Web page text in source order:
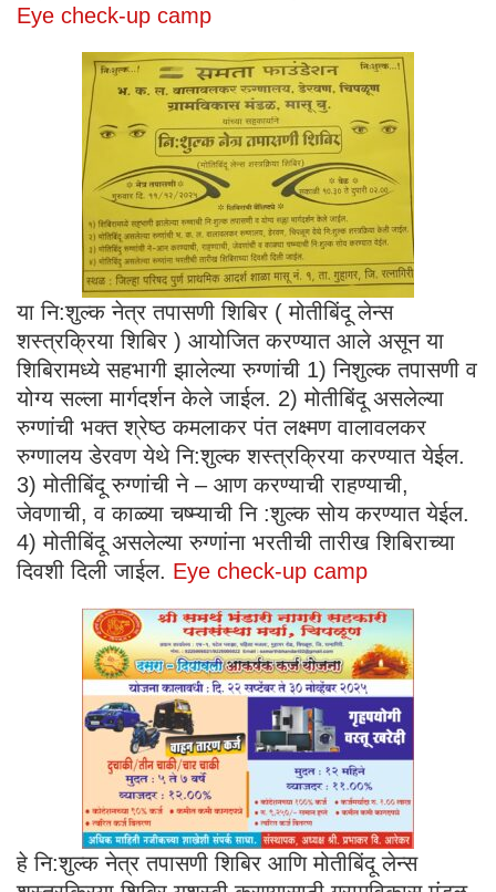
Eye check-up camp
या नि:शुल्क नेत्र तपासणी शिबिर ( मोतीबिंदू लेन्स
शस्त्रक्रिया शिबिर ) आयोजित करण्यात आले असून या
शिबिरामध्ये सहभागी झालेल्या रुग्णांची 1) निशुल्क तपासणी व
योग्य सल्ला मार्गदर्शन केले जाईल. 2) मोतीबिंदू असलेल्या
रुग्णांची भक्त श्रेष्ठ कमलाकर पंत लक्ष्मण वालावलकर
रुग्णालय डेरवण येथे नि:शुल्क शस्त्रक्रिया करण्यात येईल.
3) मोतीबिंदू रुग्णांची ने – आण करण्याची राहण्याची,
जेवणाची, व काळ्या चष्म्याची नि :शुल्क सोय करण्यात येईल.
4) मोतीबिंदू असलेल्या रुग्णांना भरतीची तारीख शिबिराच्या
दिवशी दिली जाईल. Eye check-up camp
हे नि:शुल्क नेत्र तपासणी शिबिर आणि मोतीबिंदू लेन्स